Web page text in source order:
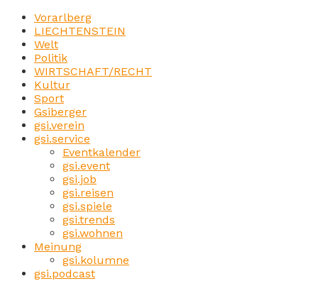
Vorarlberg
LIECHTENSTEIN
Welt
Politik
WIRTSCHAFT/RECHT
Kultur
Sport
Gsiberger
gsi.verein
gsi.service
Eventkalender
gsi.event
gsi.job
gsi.reisen
gsi.spiele
gsi.trends
gsi.wohnen
Meinung
gsi.kolumne
gsi.podcast